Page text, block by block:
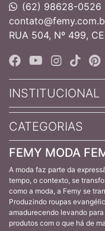
(62) 98628-0526
RUA 504, Nº 499,
INSTITUCIONAL
CATEGORIAS
FEMY MODA
A moda faz parte da
tempo, o contexto, se
como a moda, a Femy se
Produzindo roupas
amadurecendo levando
produtos com o que há de